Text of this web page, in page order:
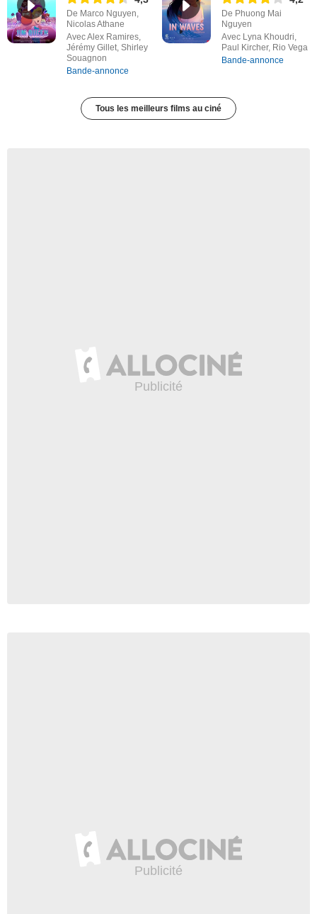
De Marco Nguyen,
Nicolas Athane
Avec Alex Ramires,
Jérémy Gillet, Shirley
Souagnon
Bande-annonce
De Phuong Mai
Nguyen
Avec Lyna Khoudri,
Paul Kircher, Rio Vega
Bande-annonce
Tous les meilleurs films au ciné